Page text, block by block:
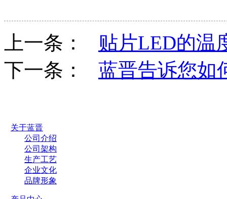
上一条： 贴片LED的温
下一条： 蓝晋告诉您如
关于蓝晋
公司介绍
公司架构
生产工艺
企业文化
品牌形象